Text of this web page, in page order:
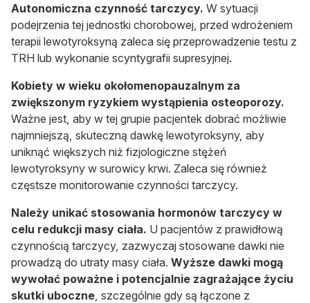
Autonomiczna czynność tarczycy. W sytuacji
podejrzenia tej jednostki chorobowej, przed wdrożeniem
terapii lewotyroksyną zaleca się przeprowadzenie testu z
TRH lub wykonanie scyntygrafii supresyjnej.
Kobiety w wieku okołomenopauzalnym za
zwiększonym ryzykiem wystąpienia osteoporozy.
Ważne jest, aby w tej grupie pacjentek dobrać możliwie
najmniejszą, skuteczną dawkę lewotyroksyny, aby
uniknąć większych niż fizjologiczne stężeń
lewotyroksyny w surowicy krwi. Zaleca się również
częstsze monitorowanie czynności tarczycy.
Należy unikać stosowania hormonów tarczycy w
celu redukcji masy ciała. U pacjentów z prawidłową
czynnością tarczycy, zazwyczaj stosowane dawki nie
prowadzą do utraty masy ciała. Wyższe dawki mogą
wywołać poważne i potencjalnie zagrażające życiu
skutki uboczne , szczególnie gdy są łączone z